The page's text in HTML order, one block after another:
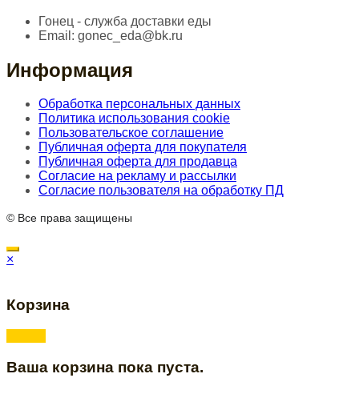
Гонец - служба доставки еды
Email: gonec_eda@bk.ru
Информация
Обработка персональных данных
Политика использования cookie
Пользовательское соглашение
Публичная оферта для покупателя
Публичная оферта для продавца
Согласие на рекламу и рассылки
Согласие пользователя на обработку ПД
© Все права защищены
×
Корзина
Ваша корзина пока пуста.